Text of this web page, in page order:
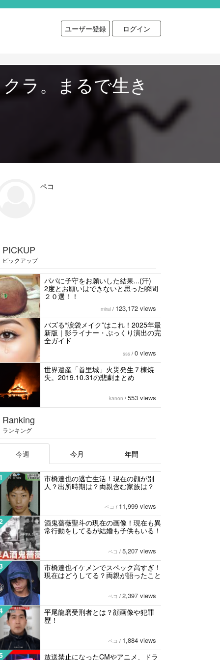
ユーザー登録 ログイン
ラ。まるで生き
ペコ
PICKUP
ピックアップ
パパに子守をお願いした結果...(汗)
2度とお願いはできないと思った瞬間
２０選！！
mirai / 123,172 views
バズる“涙袋メイク”はこれ！2025年最
新版｜影ライナー・ぷっくり演出の完
全ガイド
sss / 0 views
世界遺産「首里城」火災発生７棟焼
失。2019.10.31の悲劇まとめ
kanon / 553 views
Ranking
ランキング
今週 今月 年間
市橋達也の逃亡生活！現在の顔が別
人？出所時期は？両親含む家族は？
ペコ / 11,999 views
酒鬼薔薇聖斗の現在の画像！現在も異
常行動をしてるが結婚も子供もいる！
ペコ / 5,207 views
市橋達也イケメンでスペック高すぎ！
現在はどうしてる？両親が語ったこと
ペコ / 2,397 views
平尾龍磨受刑者とは？顔画像や犯罪
歴！
ペコ / 1,884 views
放送禁止になったCMやアニメ、ドラ